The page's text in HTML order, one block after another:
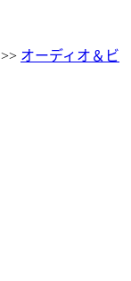
>> オーディオ＆ビ